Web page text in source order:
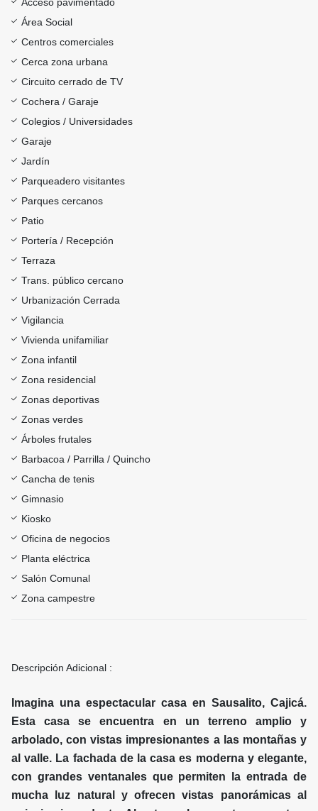
Área Social
Centros comerciales
Cerca zona urbana
Circuito cerrado de TV
Cochera / Garaje
Colegios / Universidades
Garaje
Jardín
Parqueadero visitantes
Parques cercanos
Patio
Portería / Recepción
Terraza
Trans. público cercano
Urbanización Cerrada
Vigilancia
Vivienda unifamiliar
Zona infantil
Zona residencial
Zonas deportivas
Zonas verdes
Árboles frutales
Barbacoa / Parrilla / Quincho
Cancha de tenis
Gimnasio
Kiosko
Oficina de negocios
Planta eléctrica
Salón Comunal
Zona campestre
Descripción Adicional :
Imagina una espectacular casa en Sausalito, Cajicá.
Esta casa se encuentra en un terreno amplio y
arbolado, con vistas impresionantes a las montañas y
al valle. La fachada de la casa es moderna y elegante,
con grandes ventanales que permiten la entrada de
mucha luz natural y ofrecen vistas panorámicas al